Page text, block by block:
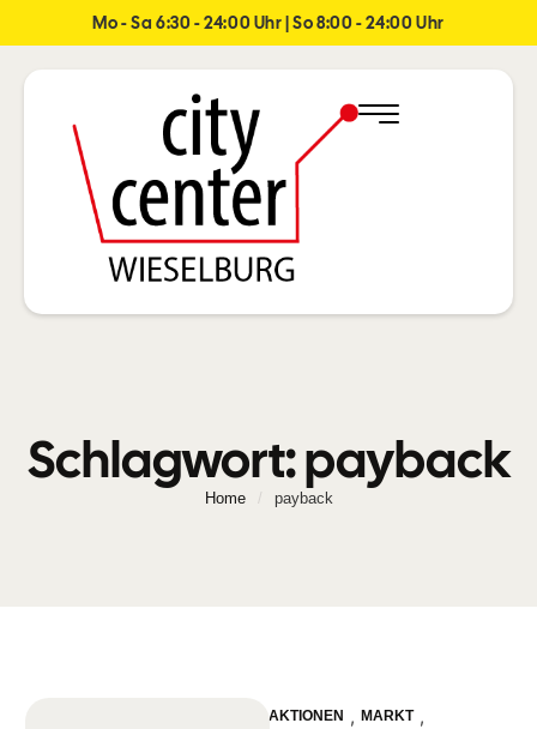
Mo - Sa 6:30 - 24:00 Uhr | So 8:00 - 24:00 Uhr
Schlagwort:payback
Home / payback
AKTIONEN , MARKT ,